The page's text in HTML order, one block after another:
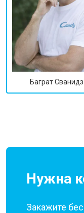
Баграт
Нужна
Закажите